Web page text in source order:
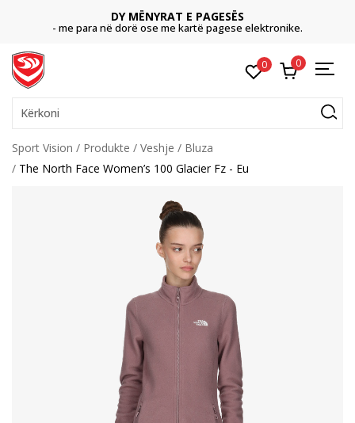
DY MËNYRAT E PAGESËS
- me para në dorë ose me kartë pagese elektronike.
0 0
Kërkoni
Sport Vision Produkte Veshje
Bluza
The North Face Women’s 100 Glacier Fz - Eu